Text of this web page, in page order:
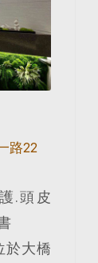
路22
.頭皮
於大橋